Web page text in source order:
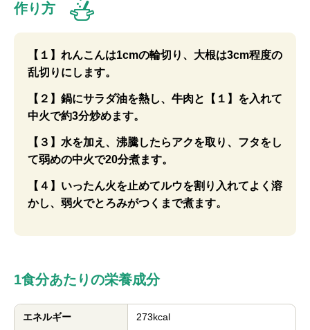
作り方
【１】れんこんは1cmの輪切り、大根は3cm程度の
乱切りにします。
【２】鍋にサラダ油を熱し、牛肉と【１】を入れて
中火で約3分炒めます。
【３】水を加え、沸騰したらアクを取り、フタをし
て弱めの中火で20分煮ます。
【４】いったん火を止めてルウを割り入れてよく溶
かし、弱火でとろみがつくまで煮ます。
1食分あたりの栄養成分
エネルギー 273kcal